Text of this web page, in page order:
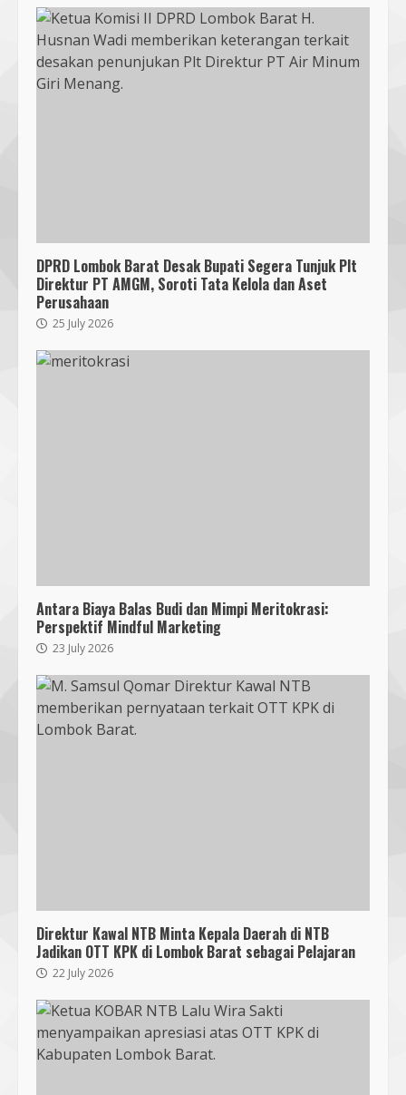
DPRD Lombok Barat Desak Bupati Segera Tunjuk Plt
Direktur PT AMGM, Soroti Tata Kelola dan Aset
Perusahaan
25 July 2026
Antara Biaya Balas Budi dan Mimpi Meritokrasi:
Perspektif Mindful Marketing
23 July 2026
Direktur Kawal NTB Minta Kepala Daerah di NTB
Jadikan OTT KPK di Lombok Barat sebagai Pelajaran
22 July 2026
Bukan Sekadar Bersih-Bersih, KKN
UMMAT dan Warga Sesela Perkuat
5
KKN 40 UMMAT Bersama BPBD
Lombok Barat Bangun Generasi
4 August 2026
Mahasiswa Biologi UNIZAR Jalani